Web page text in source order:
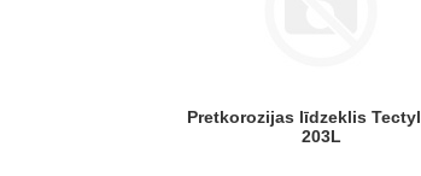
Pretkorozijas līdzeklis Tectyl 472
203L